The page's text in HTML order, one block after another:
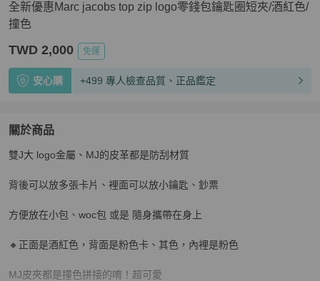
全新優惠Marc jacobs top zip logo零錢包鑰匙圈短夾/酒紅色/
撞色
TWD 2,000 免運
安心購 +499 專人檢查品質、正品鑑定
關於商品
關於全新優惠Marc jacobs top zip logo零錢包鑰匙圈短夾/酒紅
雙J大 logo金屬、MJ的皮革都是防刮材質
背後可以放多張卡片、裡面可以放小鑰匙、鈔票
方便放在小包、woc包 或是 隨身攜帶在身上
🔸正面是酒紅色，背面是粉色卡、其色，內裡是粉色
MJ皮夾都是撞色拼接的唷！超可愛